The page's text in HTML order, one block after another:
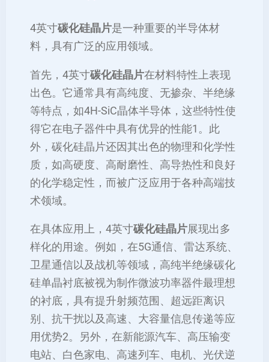
‌4英寸碳化硅晶片是一种重要的半导体材
料，具有广泛的应用领域‌。
首先，4英寸碳化硅晶片在材料特性上表现
出色。它通常具有高纯度、无掺杂、半绝缘
等特点，如4H-SiC晶体半导体，这些特性使
得它在电子器件中具有优异的性能‌1。此
外，碳化硅晶片还因其出色的物理和化学性
质，如高硬度、高耐磨性、高导热性和良好
的化学稳定性，而被广泛应用于各种高端技
术领域。
在具体应用上，4英寸碳化硅晶片展现出多
样化的用途。例如，在5G通信、雷达系统、
卫星通信以及战机等领域，高纯半绝缘碳化
硅单晶衬底被视为制作微波功率器件最理想
的衬底，具有提升射频范围、超远距离识
别、抗干扰以及高速、大容量信息传递等应
用优势‌2。另外，在新能源汽车、高压输变
电站、白色家电、高速列车、电机、光伏逆